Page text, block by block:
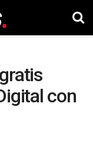
con